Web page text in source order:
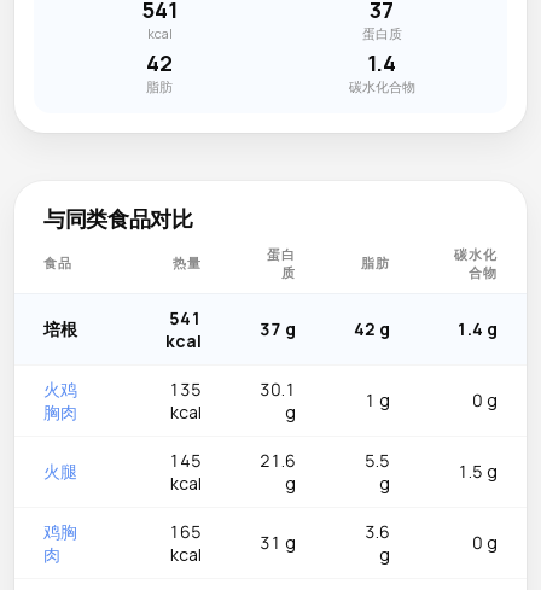
541
kcal
37
蛋白质
42
脂肪
1.4
碳水化合物
与同类食品对比
食品 热量
蛋白
质
脂肪
碳水化
合物
培根
541
kcal
37 g 42 g 1.4 g
火鸡
胸肉
135
kcal
30.1
g
1 g 0 g
火腿
145
kcal
21.6
g
5.5
g
1.5 g
鸡胸
肉
165
kcal
31 g
3.6
g
0 g